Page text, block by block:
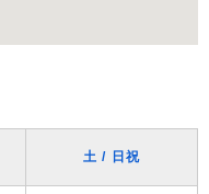
土 / 日祝